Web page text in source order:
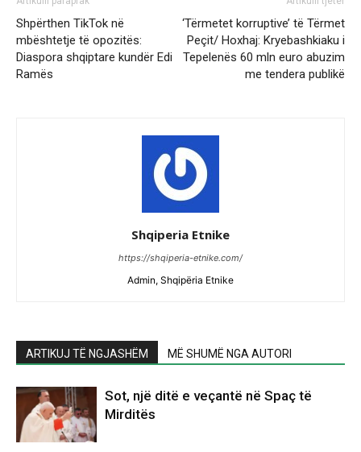
Shpërthen TikTok në
mbështetje të opozitës:
Diaspora shqiptare kundër Edi
Ramës
‘Tërmetet korruptive’ të Tërmet
Peçit/ Hoxhaj: Kryebashkiaku i
Tepelenës 60 mln euro abuzim
me tendera publikë
Shqiperia Etnike
https://shqiperia-etnike.com/
Admin, Shqipëria Etnike
ARTIKUJ TË NGJASHËM MË SHUMË NGA AUTORI
Sot, një ditë e veçantë në Spaç të
Mirditës